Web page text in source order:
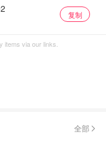
复制
items via our links.
全部